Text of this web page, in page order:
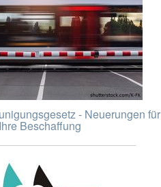
- Neuerungen für
Ihre Beschaffung